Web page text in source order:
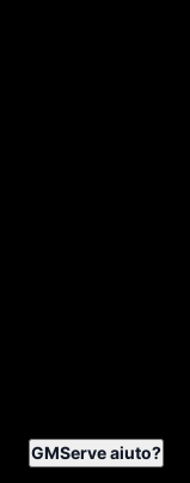
GMServe aiuto?